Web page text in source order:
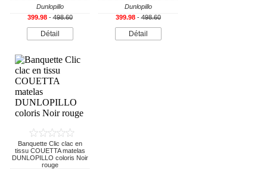
Dunlopillo
399.98-498.60
Détail
Dunlopillo
399.98-498.60
Détail
Banquette Clic clac en
tissu COUETTA matelas
DUNLOPILLO coloris Noir
rouge